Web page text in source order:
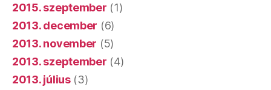
2015. szeptember (1)
2013. december (6)
2013. november (5)
2013. szeptember (4)
2013. július(3)